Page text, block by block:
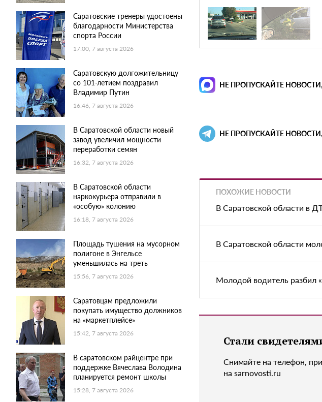
Саратовские тренеры удостоены
благодарности Министерства
спорта России
17:00, 7 августа 2026
Саратовскую долгожительницу
со 101-летием поздравил
Владимир Путин
16:46, 7 августа 2026
В Саратовской области новый
завод увеличил мощности
переработки семян
16:32, 7 августа 2026
В Саратовской области
наркокурьера отправили в
«особую» колонию
16:18, 7 августа 2026
Площадь тушения на мусорном
полигоне в Энгельсе
уменьшилась на треть
15:56, 7 августа 2026
Саратовцам предложили
покупать имущество должников
на «маркетплейсе»
15:42, 7 августа 2026
В саратовском райцентре при
поддержке Вячеслава Володина
планируется ремонт школы
15:28, 7 августа 2026
НЕ ПРОПУСКАЙТЕ
НЕ ПРОПУСКАЙТЕ
ПОХОЖИЕ НОВОСТИ
В Саратовской области в
В Саратовской области
Молодой водитель разбил
Стали
Снимайте на телефон,
на sarnovosti.ru